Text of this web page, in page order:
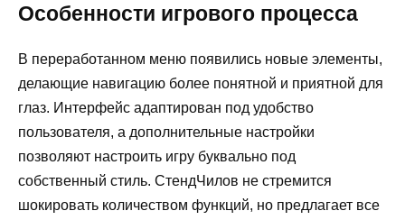
Особенности игрового процесса
В переработанном меню появились новые элементы,
делающие навигацию более понятной и приятной для
глаз. Интерфейс адаптирован под удобство
пользователя, а дополнительные настройки
позволяют настроить игру буквально под
собственный стиль. СтендЧилов не стремится
шокировать количеством функций, но предлагает все